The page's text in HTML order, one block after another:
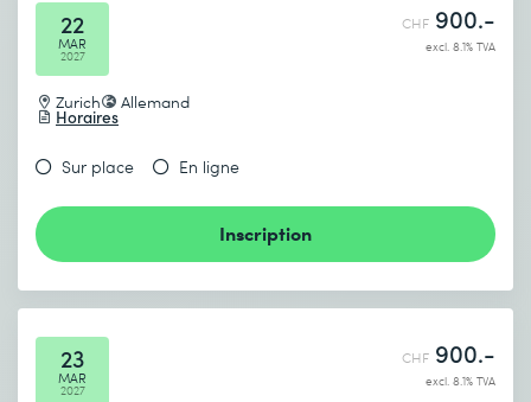
22
MAR
2027
Zurich Allemand
Horaires
CHF 900.-
excl. 8.1% TVA
Sur place En ligne
Inscription
23
MAR
2027
CHF 900.-
excl. 8.1% TVA